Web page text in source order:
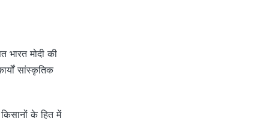
भारत मोदी की
सांस्कृतिक
के हित में